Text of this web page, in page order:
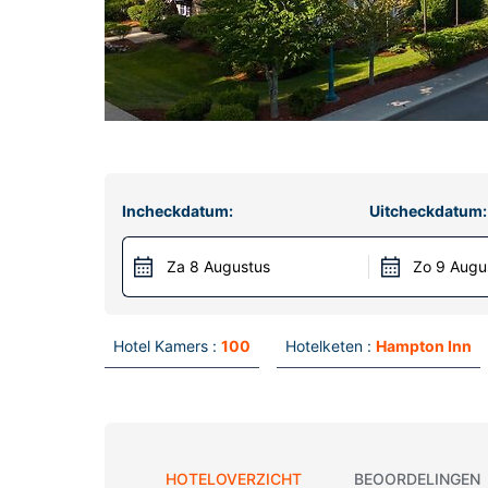
Incheckdatum:
Za 8 Augustus
Uitcheckdatum:
Zo 9
Hotel Kamers : 100 Hotelketen : Hampton Inn
HOTELOVERZICHT BEOORDELINGEN